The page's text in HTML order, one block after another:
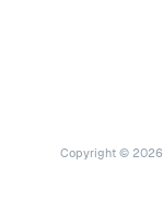
Copyright © 2026